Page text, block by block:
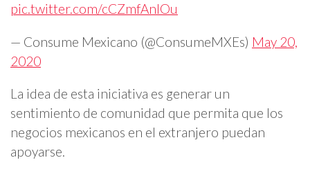
pic.twitter.com/cCZmfAnIOu
— Consume Mexicano (@ConsumeMXEs) May 20,
2020
La idea de esta iniciativa es generar un
sentimiento de comunidad que permita que los
negocios mexicanos en el extranjero puedan
apoyarse.